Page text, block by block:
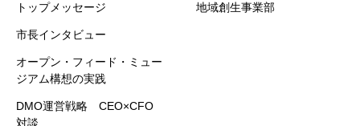
トップメッセージ
市長インタビュー
オープン・フィード・ミュー
ジアム構想の実践
DMO運営戦略 CEO×CFO
対談
地域創生事業部